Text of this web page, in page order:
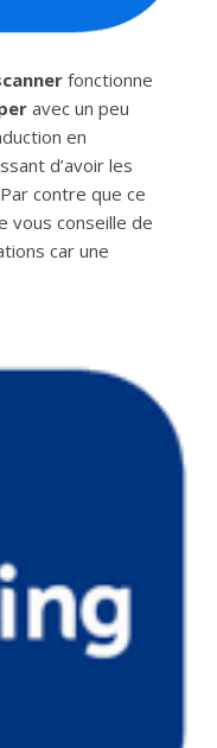
fonctionne
avec un peu
en
d’avoir les
contre que ce
vous conseille de
car une